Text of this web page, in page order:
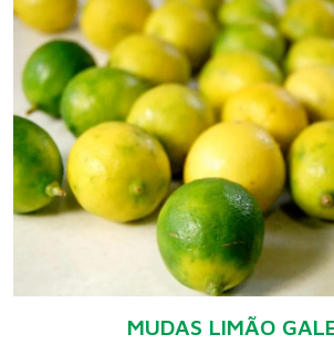
MUDAS LIMÃO